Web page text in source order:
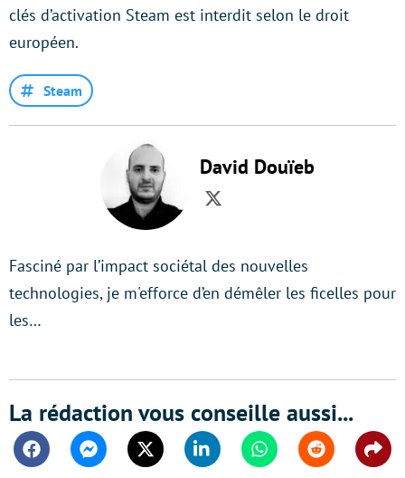
clés d’activation Steam est interdit selon le droit
européen.
Steam
David Douïeb
Twitter
Fasciné par l’impact sociétal des nouvelles
technologies, je m'efforce d’en démêler les ficelles pour
les…
La rédaction vous conseille aussi...
FacebookMessengerTwitter Linkedin WhatsappReddit